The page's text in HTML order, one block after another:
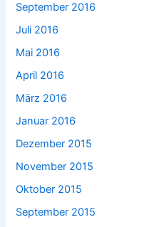
September 2016
Juli 2016
Mai 2016
April 2016
März 2016
Januar 2016
Dezember 2015
November 2015
Oktober 2015
September 2015